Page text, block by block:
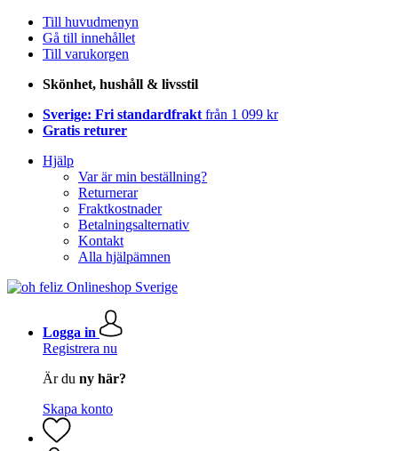
Till huvudmenyn
Gå till innehållet
Till varukorgen
Skönhet, hushåll & livsstil
Sverige: Fri standardfrakt från 1 099 kr
Gratis returer
Hjälp
Var är min beställning?
Returnerar
Fraktkostnader
Betalningsalternativ
Kontakt
Alla hjälpämnen
Logga in
Registrera nu
Är du ny här?
Skapa konto